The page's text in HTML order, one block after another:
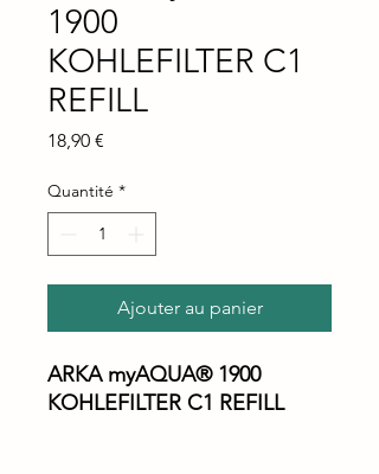
1900
KOHLEFILTER C1
REFILL
18,90 €
Quantité *
Ajouter au panier
ARKA myAQUA® 1900
KOHLEFILTER C1 REFILL